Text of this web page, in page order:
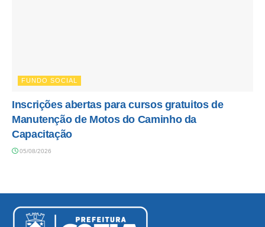
FUNDO SOCIAL
Inscrições abertas para cursos gratuitos de
Manutenção de Motos do Caminho da
Capacitação
05/08/2026